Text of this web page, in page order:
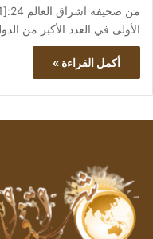
الأولى في العدد الأكبر من
أكمل القراءة »